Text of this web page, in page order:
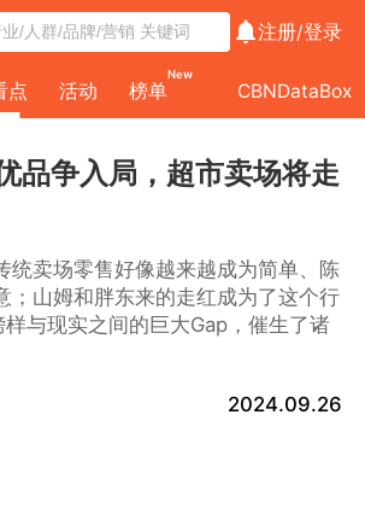
注册/登录
点 活动 榜单
New
CBNDataBox
品争入局，超市卖场将走
统卖场零售好像越来越成为简单、陈
；山姆和胖东来的走红成为了这个行
样与现实之间的巨大Gap，催生了诸
2024.09.26